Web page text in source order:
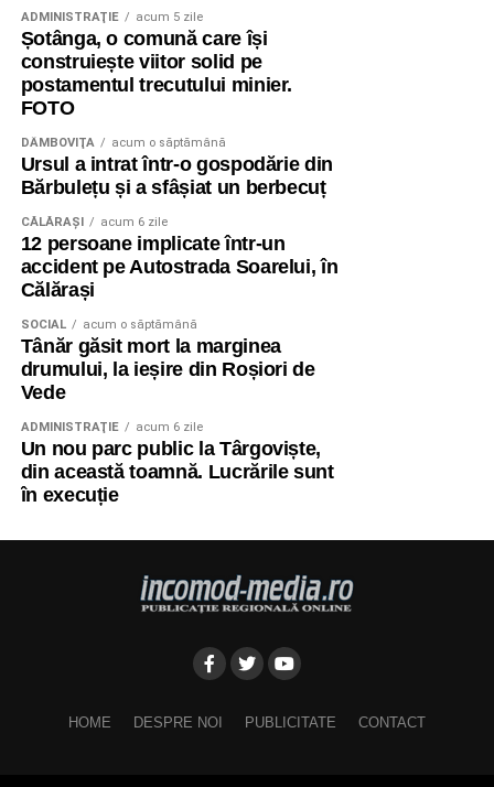
ADMINISTRAŢIE acum 5 zile
Șotânga, o comună care își
construiește viitor solid pe
postamentul trecutului minier.
FOTO
DÂMBOVIŢA acum o săptămână
Ursul a intrat într-o gospodărie din
Bărbulețu și a sfâșiat un berbecuț
CĂLĂRAŞI acum 6 zile
12 persoane implicate într-un
accident pe Autostrada Soarelui, în
Călărași
SOCIAL acum o săptămână
Tânăr găsit mort la marginea
drumului, la ieșire din Roșiori de
Vede
ADMINISTRAŢIE acum 6 zile
Un nou parc public la Târgoviște,
din această toamnă. Lucrările sunt
în execuție
HOME DESPRE NOI PUBLICITATE CONTACT